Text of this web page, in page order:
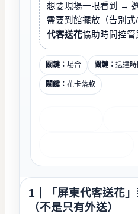
想要現場一眼看到 →
需要到館擺放（告別
代客送花協助時間控管
關鍵：場合 關鍵：送達時
關鍵：花卡落款
1｜「屏東代客送花
（不是只有外送）